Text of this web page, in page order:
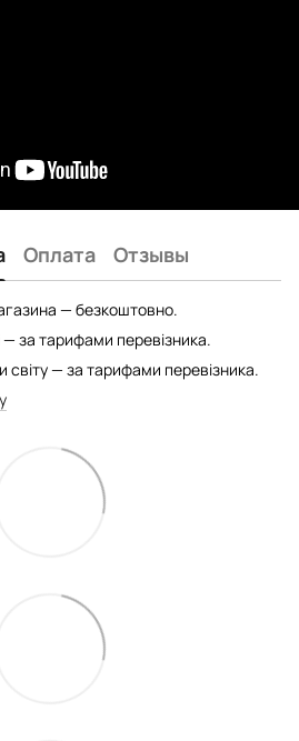
Оплата Отзывы
— безкоштовно.
за тарифами перевізника.
світу — за тарифами перевізника.